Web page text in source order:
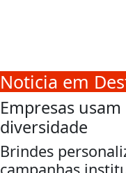
Noticia em
Empresas
diversidade
Brindes